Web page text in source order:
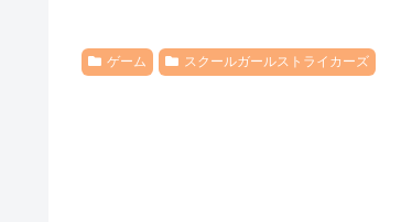
ゲーム スクールガールストライカーズ